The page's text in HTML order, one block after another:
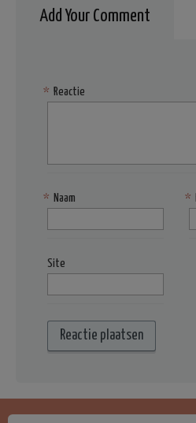
Add Your Comment
Reactie
*
Naam
* *
Site